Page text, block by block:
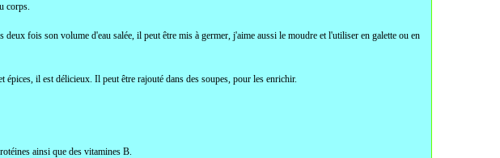
corps.
fois son volume d'eau salée, il peut être mis à germer, j'aime aussi le moudre et l'utiliser en galette ou en
épices, il est délicieux. Il peut être rajouté dans des soupes, pour les enrichir.
ainsi que des vitamines B.